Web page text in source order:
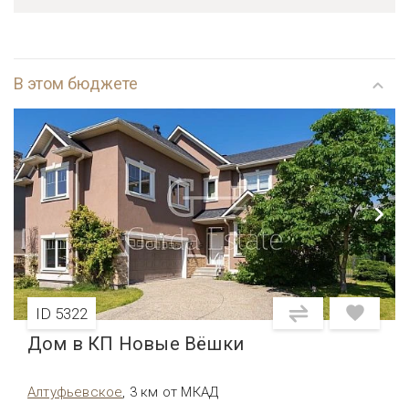
В этом бюджете
ID 5322
Дом в КП Новые Вёшки
Алтуфьевcкое, 3 км от МКАД